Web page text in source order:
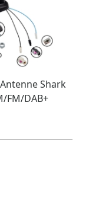
Shark
FM/DAB+